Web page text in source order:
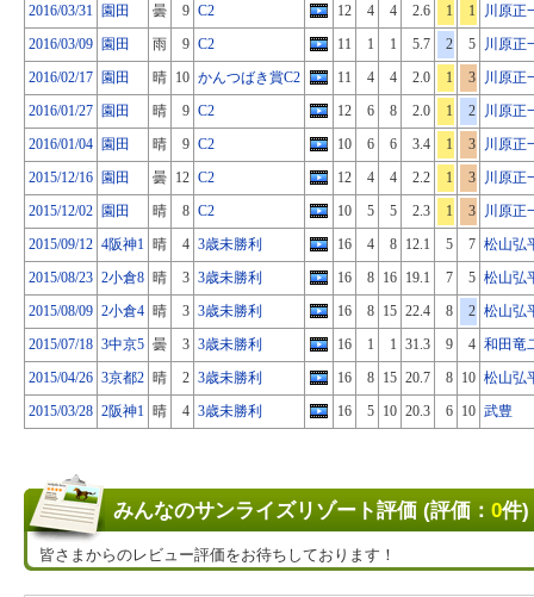
2016/03/31 園田 曇 9 C2 12 4 4 2.6 1 1
川原正
2016/03/09 園田 雨 9 C2 11 1 1 5.7 2 5
川原正
2016/02/17 園田 晴 10 かんつばき賞C2 11 4 4 2.0 1 3
川原正
2016/01/27 園田 晴 9 C2 12 6 8 2.0 1 2
川原正
2016/01/04 園田 晴 9 C2 10 6 6 3.4 1 3
川原正
2015/12/16 園田 曇 12 C2 12 4 4 2.2 1 3
川原正
2015/12/02 園田 晴 8 C2 10 5 5 2.3 1 3
川原正
2015/09/12 4阪神1 晴 4 3歳未勝利 16 4 8 12.1 5 7 松山弘
2015/08/23 2小倉8 晴 3 3歳未勝利 16 8 16 19.1 7 5 松山弘
2015/08/09 2小倉4 晴 3 3歳未勝利 16 8 15 22.4 8 2 松山弘
2015/07/18 3中京5 曇 3 3歳未勝利 16 1 1 31.3 9 4 和田竜
2015/04/26 3京都2 晴 2 3歳未勝利 16 8 15 20.7 8 10 松山弘
2015/03/28 2阪神1 晴 4 3歳未勝利 16 5 10 20.3 6 10 武豊
みんなのサンライズリゾート評価 (評価： 0件)
皆さまからのレビュー評価をお待ちしております！